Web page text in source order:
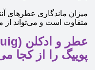
میزان ماندگاری عطرهای
متفاوت است و می‌تواند از
پوییگ را از کجا